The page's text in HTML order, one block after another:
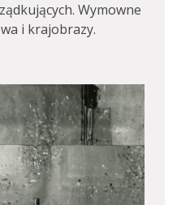
Wymowne
i krajobrazy.